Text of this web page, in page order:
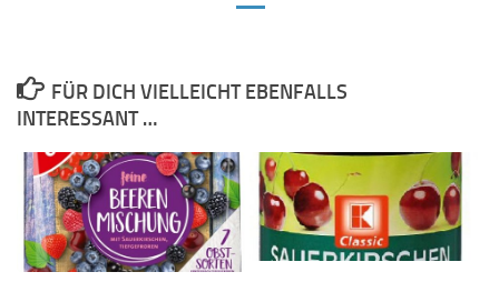
FÜR DICH VIELLEICHT EBENFALLS
INTERESSANT …